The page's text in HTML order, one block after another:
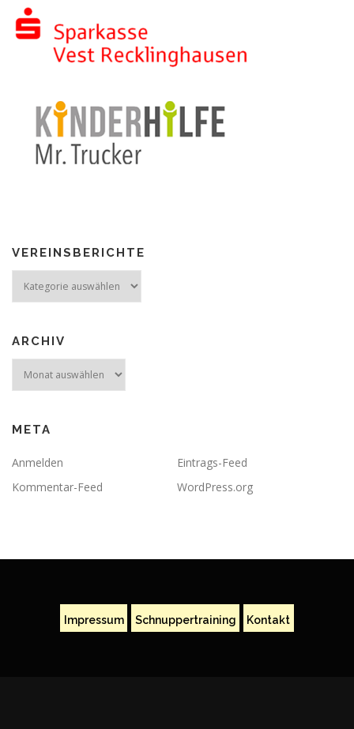
VEREINSBERICHTE
ARCHIV
META
Anmelden
Eintrags-Feed
Kommentar-Feed
WordPress.org
Impressum Schnuppertraining Kontakt